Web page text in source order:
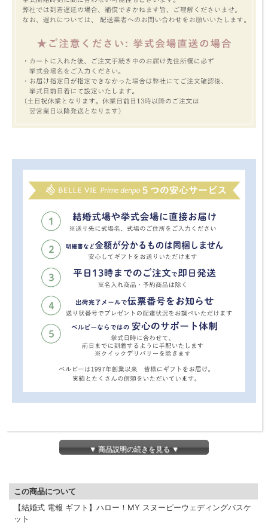
▼ 商品説明の続きを見る ▼
この商品について
【結婚式 電報 ギフト】ハロー！MY スヌーピーウェディングバスケ
ット